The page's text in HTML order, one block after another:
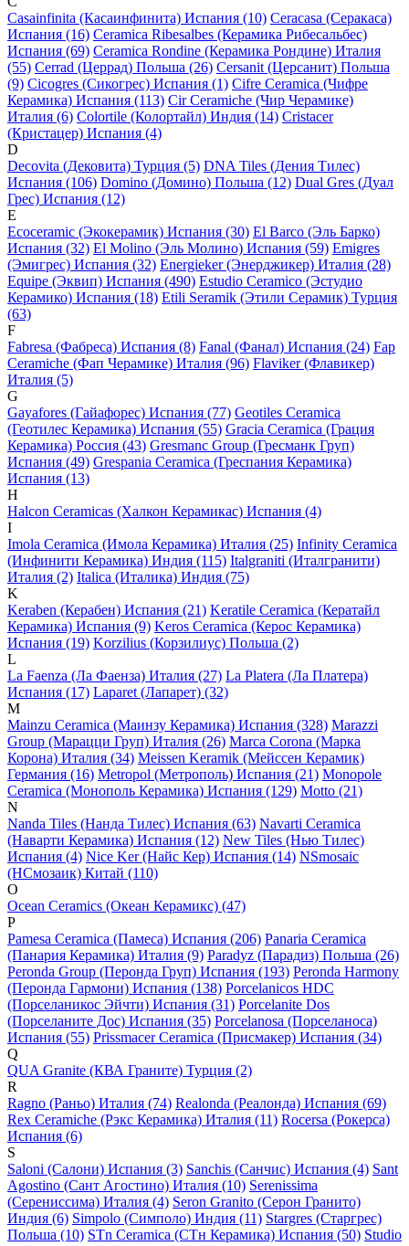
Casainfinita (Касаинфинита) Испания (10) Ceracasa (Серакаса)
Испания (16) Ceramica Ribesalbes (Керамика Рибесальбес)
Испания (69) Ceramica Rondine (Керамика Рондине) Италия
(55) Cerrad (Церрад) Польша (26) Cersanit (Церсанит) Польша
(9) Cicogres (Сикогрес) Испания (1) Cifre Ceramica (Чифре
Керамика) Испания (113) Cir Ceramiche (Чир Черамике)
Италия (6) Colortile (Колортайл) Индия (14) Cristacer
(Кристацер) Испания (4)
D
Decovita (Дековита) Турция (5) DNA Tiles (Дения Тилес)
Испания (106) Domino (Домино) Польша (12) Dual Gres (Дуал
Грес) Испания (12)
E
Ecoceramic (Экокерамик) Испания (30) El Barco (Эль Барко)
Испания (32) El Molino (Эль Молино) Испания (59) Emigres
(Эмигрес) Испания (32) Energieker (Энерджикер) Италия (28)
Equipe (Эквип) Испания (490) Estudio Ceramico (Эстудио
Керамико) Испания (18) Etili Seramik (Этили Серамик) Турция
(63)
F
Fabresa (Фабреса) Испания (8) Fanal (Фанал) Испания (24) Fap
Ceramiche (Фап Черамике) Италия (96) Flaviker (Флавикер)
Италия (5)
G
Gayafores (Гайафорес) Испания (77) Geotiles Ceramica
(Геотилес Керамика) Испания (55) Gracia Ceramica (Грация
Керамика) Россия (43) Gresmanc Group (Гресманк Груп)
Испания (49) Grespania Ceramica (Греспания Керамика)
Испания (13)
H
Halcon Ceramicas (Халкон Керамикас) Испания (4)
I
Imola Ceramica (Имола Керамика) Италия (25) Infinity Ceramica
(Инфинити Керамика) Индия (115) Italgraniti (Италгранити)
Италия (2) Italica (Италика) Индия (75)
K
Keraben (Керабен) Испания (21) Keratile Ceramica (Кератайл
Керамика) Испания (9) Keros Ceramica (Керос Керамика)
Испания (19) Korzilius (Корзилиус) Польша (2)
L
La Faenza (Ла Фаенза) Италия (27) La Platera (Ла Платера)
Испания (17) Laparet (Лапарет) (32)
M
Mainzu Ceramica (Маинзу Керамика) Испания (328) Marazzi
Group (Марацци Груп) Италия (26) Marca Corona (Марка
Корона) Италия (34) Meissen Keramik (Мейсcен Керамик)
Германия (16) Metropol (Метрополь) Испания (21) Monopole
Ceramica (Монополь Керамика) Испания (129) Motto (21)
N
Nanda Tiles (Нанда Тилес) Испания (63) Navarti Ceramica
(Наварти Керамика) Испания (12) New Tiles (Нью Тилес)
Испания (4) Nice Ker (Найс Кер) Испания (14) NSmosaic
(НСмозаик) Китай (110)
O
Ocean Ceramics (Океан Керамикс) (47)
P
Pamesa Ceramica (Памеса) Испания (206) Panaria Ceramica
(Панария Керамика) Италия (9) Paradyz (Парадиз) Польша (26)
Peronda Group (Перонда Груп) Испания (193) Peronda Harmony
(Перонда Гармони) Испания (138) Porcelanicos HDC
(Порселаникос Эйчти) Испания (31) Porcelanite Dos
(Порселаните Дос) Испания (35) Porcelanosa (Порселаноса)
Испания (55) Prissmacer Ceramica (Присмакер) Испания (34)
Q
QUA Granite (КВА Граните) Турция (2)
R
Ragno (Раньо) Италия (74) Realonda (Реалонда) Испания (69)
Rex Ceramiche (Рэкс Керамика) Италия (11) Rocersa (Рокерса)
Испания (6)
S
Saloni (Салони) Испания (3) Sanchis (Санчис) Испания (4) Sant
Agostino (Сант Агостино) Италия (10) Serenissima
(Серениссима) Италия (4) Seron Granito (Серон Гранито)
Индия (6) Simpolo (Симполо) Индия (11) Stargres (Старгрес)
Польша (10) STn Ceramica (СТн Керамика) Испания (50) Studio